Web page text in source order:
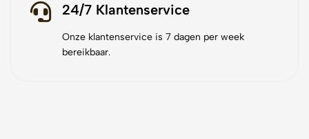
24/7 Klantenservice
Onze klantenservice is 7 dagen per week
bereikbaar.